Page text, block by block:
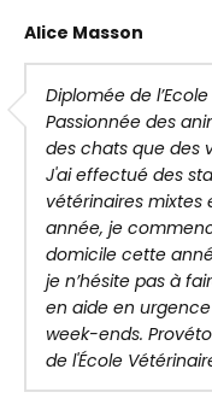
Alice Masson
Diplomée de
Passionnée des
des chats que des
J'ai effectué des
vétérinaires mixtes
année, je
domicile cette
je n’hésite pas à
en aide en
week-ends.
de l'École